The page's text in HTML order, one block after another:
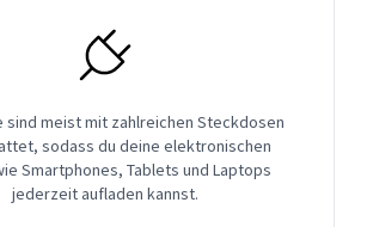
sind meist mit zahlreichen Steckdosen
sodass du deine elektronischen
Smartphones, Tablets und Laptops
jederzeit aufladen kannst.